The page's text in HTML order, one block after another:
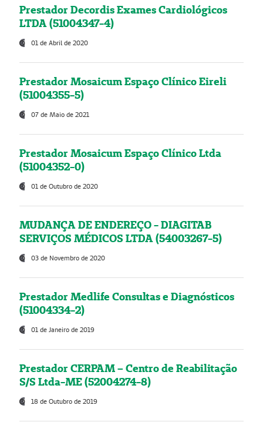
Prestador Decordis Exames Cardiológicos
LTDA (51004347-4)
01 de Abril de 2020
Prestador Mosaicum Espaço Clínico Eireli
(51004355-5)
07 de Maio de 2021
Prestador Mosaicum Espaço Clínico Ltda
(51004352-0)
01 de Outubro de 2020
MUDANÇA DE ENDEREÇO - DIAGITAB
SERVIÇOS MÉDICOS LTDA (54003267-5)
03 de Novembro de 2020
Prestador Medlife Consultas e Diagnósticos
(51004334-2)
01 de Janeiro de 2019
Prestador CERPAM – Centro de Reabilitação
S/S Ltda-ME (52004274-8)
18 de Outubro de 2019